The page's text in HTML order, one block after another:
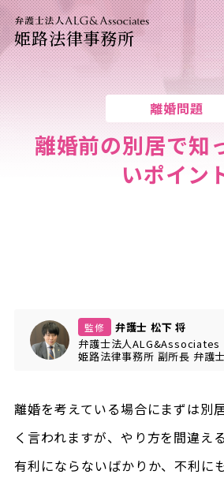
姫路法律事務所
離婚問題
離婚前の別居で知
いポイン
監修
弁護士 松下 将
弁護士法人ALG&Associates
姫路法律事務所 副所長 弁護士
離婚を考えている場合にまずは別
く言われますが、やり方を間違え
有利にならないばかりか、不利に